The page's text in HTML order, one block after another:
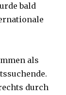
bald
als
durch